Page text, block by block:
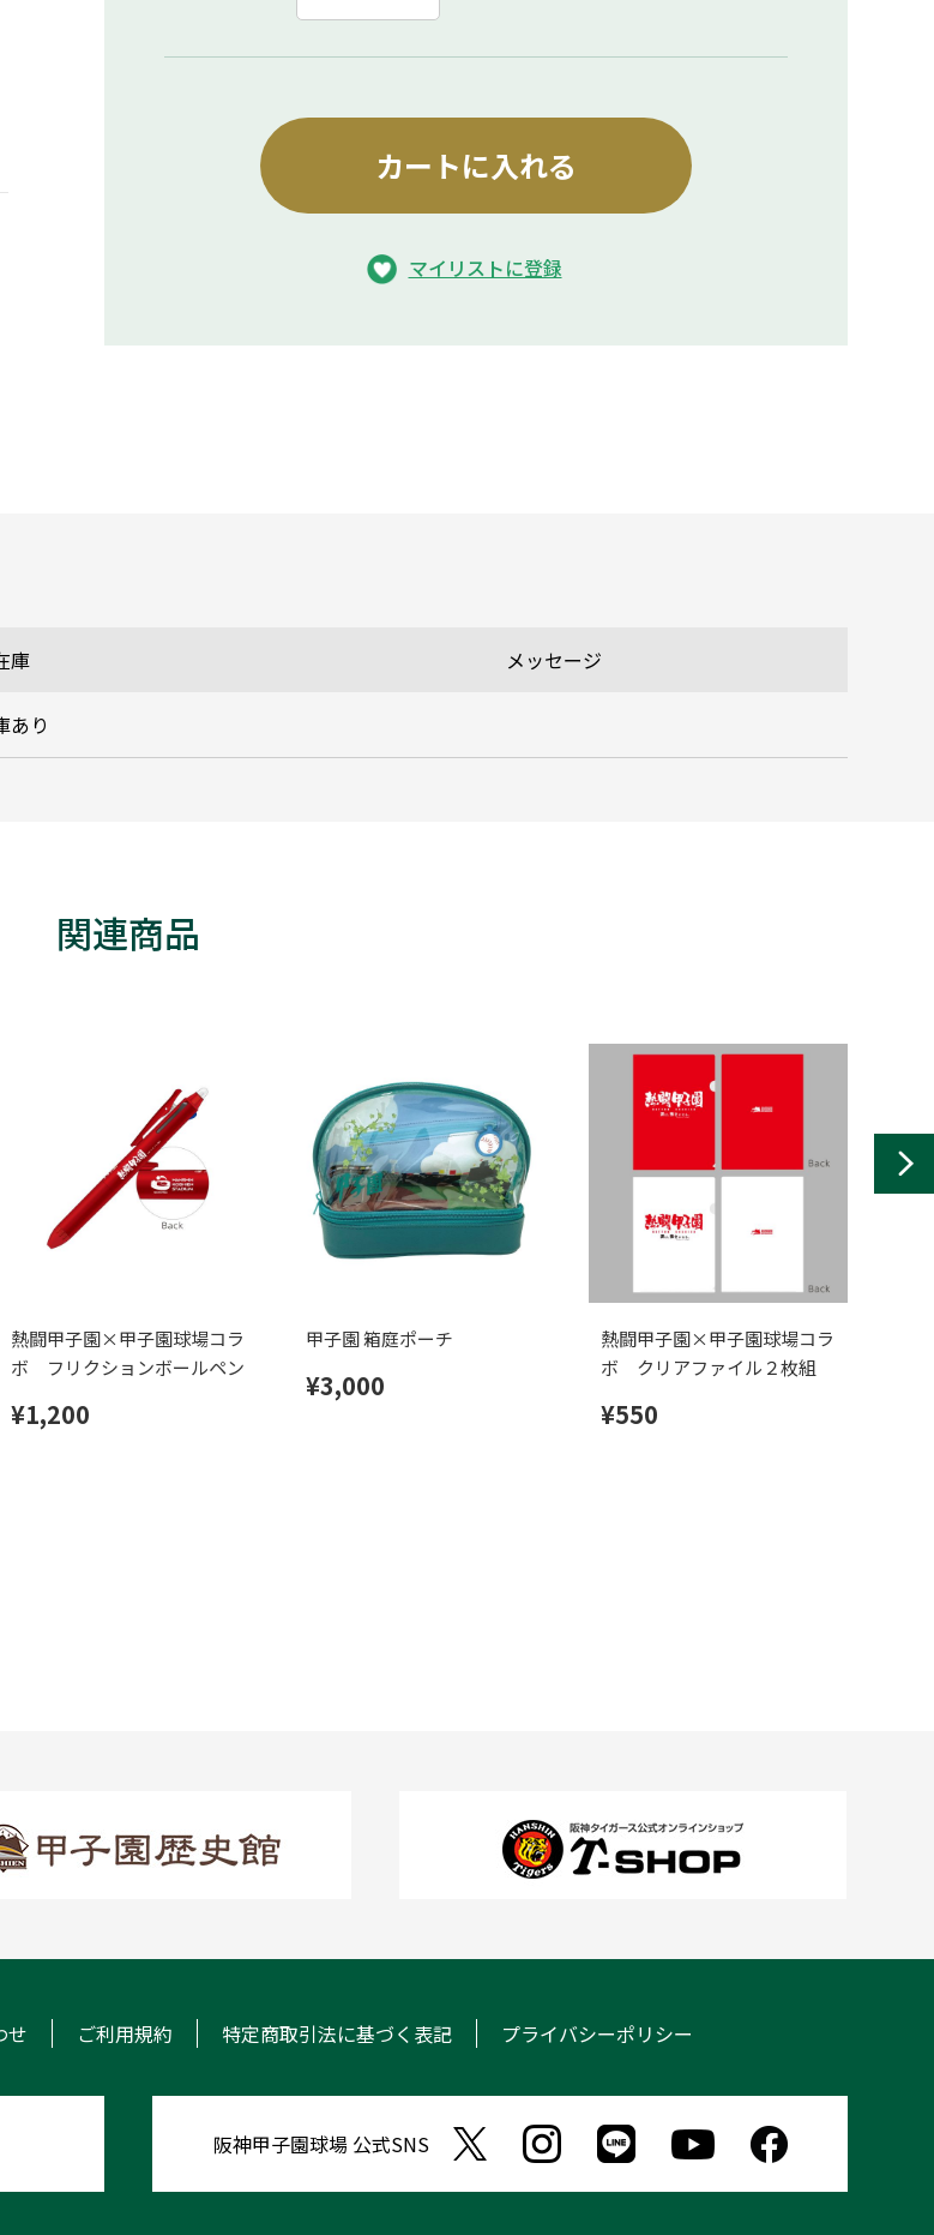
カートに入れる
マイリストに登録
庫 メッセージ
あり
関連商品
熱闘甲子園×甲子園球場コラ
ボ フリクションボールペン
¥1,200
甲子園 箱庭ポーチ
¥3,000
熱闘甲子園×甲子園球場コラ
ボ クリアファイル２枚組
¥550
せ ご利用規約 特定商取引法に基づく表記 プライバシーポリシー
阪神甲子園球場 公式SNS